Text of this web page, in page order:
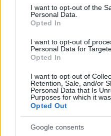
consent section.
I want to opt-out of the
Personal Data.
Opted In
I want to opt-out of
Personal Data for
Opted In
I want to opt-out of
Retention, Sale, and/or
Personal Data that Is
Purposes for which it
Opted Out
Google consents
στιγμής σχεδόν 5.000
διαγωνισμού έχουν
επιπλέον 6.000 θέσεις
σημαίνει ότι δεν θα
14.837επιτυχόντες
Γιατί λοιπόν πολλοί από